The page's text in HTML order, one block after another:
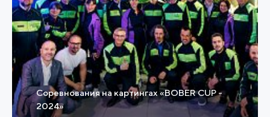
Соревнования на картингах «BOBER CUP -
2024»